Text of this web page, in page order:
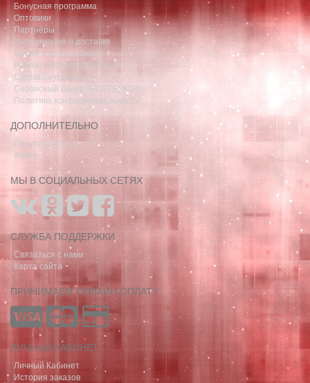
Бонусная программа
Оптовики
Партнёры
Информация о доставке
Услуги и цены в Пензе
Ремонт ноутбуков в Пензе
Скупка ноутбуков
Сервисный центр "НОУТБУК58"
Политика конфиденциальности
ДОПОЛНИТЕЛЬНО
Производители
Акции
МЫ В СОЦИАЛЬНЫХ СЕТЯХ
СЛУЖБА ПОДДЕРЖКИ
Связаться с нами
Карта сайта
ПРИНИМАЕМ ОНЛАЙН ОПЛАТУ
ЛИЧНЫЙ КАБИНЕТ
Личный Кабинет
История заказов